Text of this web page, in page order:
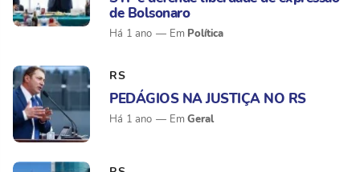
de Bolsonaro
Há 1 ano Política
RS
PEDÁGIOS NA JUSTIÇA NO RS
Há 1 ano Geral